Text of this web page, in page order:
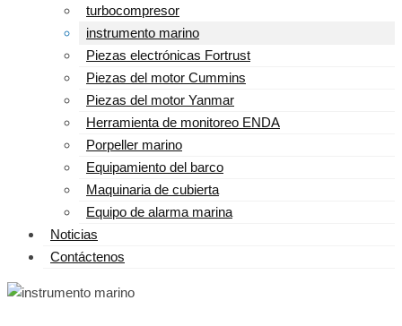
turbocompresor
instrumento marino
Piezas electrónicas Fortrust
Piezas del motor Cummins
Piezas del motor Yanmar
Herramienta de monitoreo ENDA
Porpeller marino
Equipamiento del barco
Maquinaria de cubierta
Equipo de alarma marina
Noticias
Contáctenos